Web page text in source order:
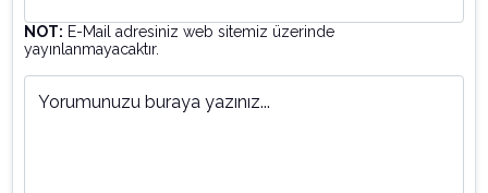
NOT: E-Mail adresiniz web sitemiz üzerinde
yayınlanmayacaktır.
Yorumunuzu buraya yazınız...